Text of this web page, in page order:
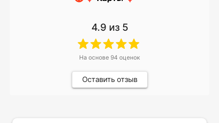
4.9 из 5
На основе 94 оценок
Оставить отзыв